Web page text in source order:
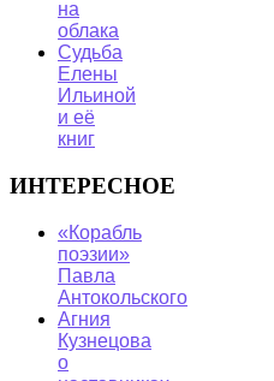
на
облака
Судьба
Елены
Ильиной
и её
книг
ИНТЕРЕСНОЕ
«Корабль
поэзии»
Павла
Антокольского
Агния
Кузнецова
о